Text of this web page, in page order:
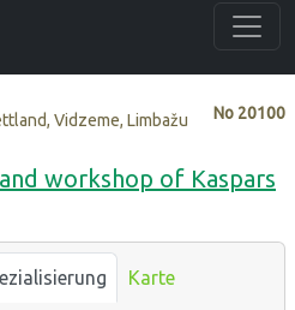
No 20100
Vidzeme, Limbažu
workshop of Kaspars
Karte